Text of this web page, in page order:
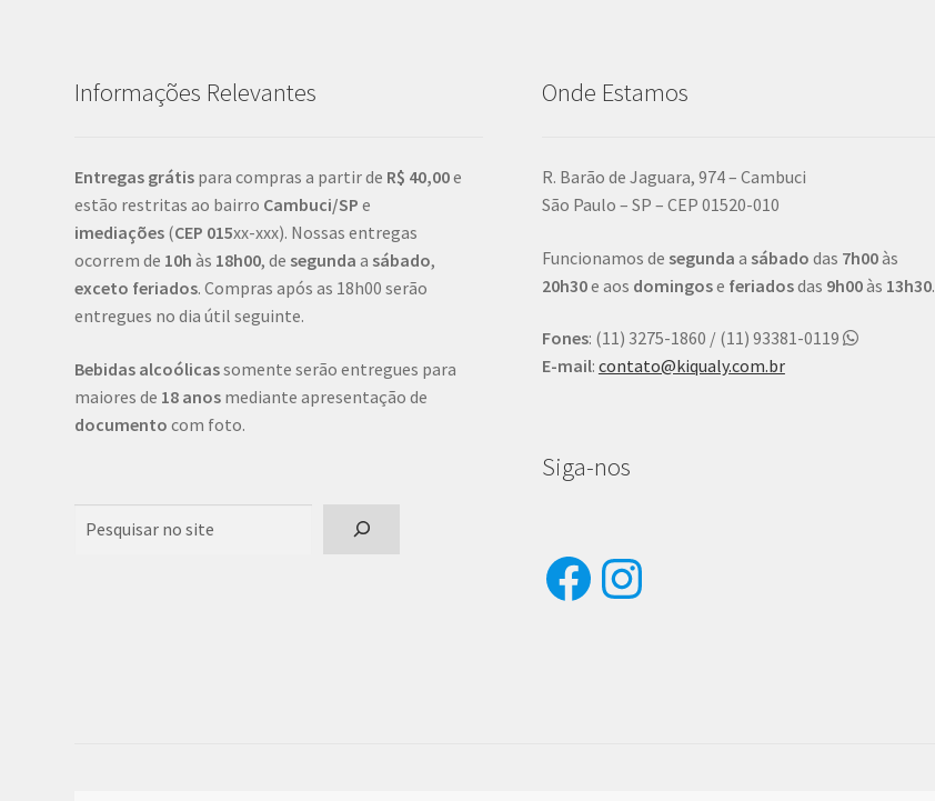
Informações Relevantes
Entregas grátis para compras a partir de R$ 40,00e
estão restritas ao bairro Cambuci/SP e
imediações (CEP 015xx-xxx). Nossas entregas
ocorrem de 10h às 18h00, de segunda a sábado,
exceto feriados. Compras após as 18h00 serão
entregues no dia útil seguinte.
Bebidas alcoólicassomente serão entregues para
maiores de 18 anos mediante apresentação de
documento com foto.
Onde Estamos
R. Barão de Jaguara, 974 – Cambuci
São Paulo – SP – CEP 01520-010
Funcionamos de segunda a sábado das 7h00às
20h30e aos domingose feriadosdas 9h00às 13h30.
Fones: (11) 3275-1860 / (11) 93381-0119
E-mail: contato@kiqualy.com.br
Siga-nos
Facebook
Instagram